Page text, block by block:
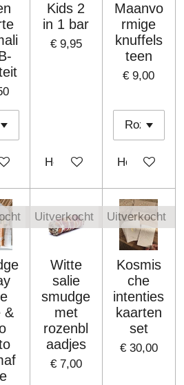
mij op de hoogte
Kids 2
in 1 bar
€ 9,95
Houd mij op de hoogte
Maanvo
rmige
knuffels
teen
€ 9,00
Houd mij op
&
Uitverkocht
Witte
salie
smudge
met
rozenbl
aadjes
€ 7,00
Uitverkocht
Kosmis
che
intenties
kaarten
set
€ 30,00